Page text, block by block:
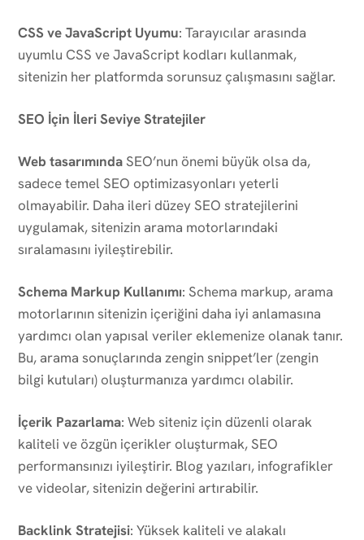
CSS ve JavaScript Uyumu: Tarayıcılar arasında
uyumlu CSS ve JavaScript kodları kullanmak,
sitenizin her platformda sorunsuz çalışmasını sağlar.
SEO İçin İleri Seviye Stratejiler
Web tasarımında SEO’nun önemi büyük olsa da,
sadece temel SEO optimizasyonları yeterli
olmayabilir. Daha ileri düzey SEO stratejilerini
uygulamak, sitenizin arama motorlarındaki
sıralamasını iyileştirebilir.
Schema Markup Kullanımı: Schema markup, arama
motorlarının sitenizin içeriğini daha iyi anlamasına
yardımcı olan yapısal veriler eklemenize olanak tanır.
Bu, arama sonuçlarında zengin snippet’ler (zengin
bilgi kutuları) oluşturmanıza yardımcı olabilir.
İçerik Pazarlama: Web siteniz için düzenli olarak
kaliteli ve özgün içerikler oluşturmak, SEO
performansınızı iyileştirir. Blog yazıları, infografikler
ve videolar, sitenizin değerini artırabilir.
Backlink Stratejisi: Yüksek kaliteli ve alakalı